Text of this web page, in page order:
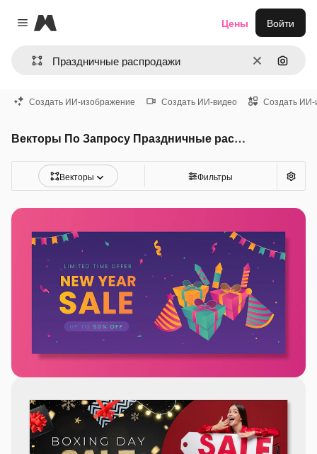
Close menu
Magnific
ОчиститьПоиск
Цены Войти
Создать ИИ-изображение Создать ИИ-видео Создать ИИ-
Векторы По Запросу Праздничные распродажи
Векторы Фильтры